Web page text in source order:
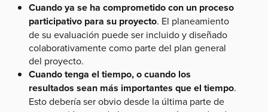
Cuando ya se ha comprometido con un proceso
participativo para su proyecto. El planeamiento
de su evaluación puede ser incluido y diseñado
colaborativamente como parte del plan general
del proyecto.
Cuando tenga el tiempo, o cuando los
resultados sean más importantes que el tiempo.
Esto debería ser obvio desde la última parte de